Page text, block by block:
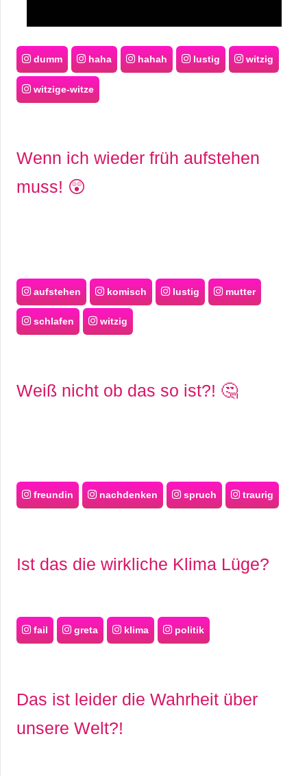
dumm haha hahah lustig witzig
witzige-witze
Wenn ich wieder früh aufstehen
muss! 😲
aufstehen komisch lustig mutter
schlafen witzig
Weiß nicht ob das so ist?! 🤔
freundin nachdenken spruch traurig
Ist das die wirkliche Klima Lüge?
fail greta klima politik
Das ist leider die Wahrheit über
unsere Welt?!